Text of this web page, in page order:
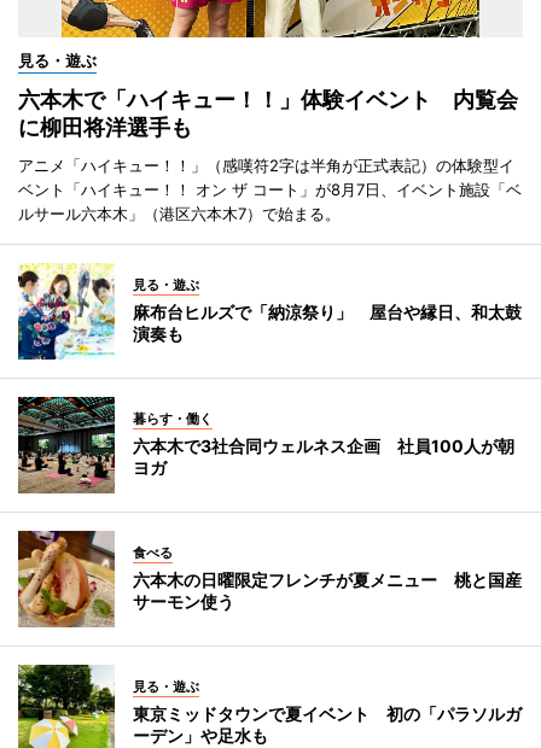
見る・遊ぶ
六本木で「ハイキュー！！」体験イベント 内覧会
に柳田将洋選手も
アニメ「ハイキュー！！」（感嘆符2字は半角が正式表記）の体験型イ
ベント「ハイキュー！！ オン ザ コート」が8月7日、イベント施設「ベ
ルサール六本木」（港区六本木7）で始まる。
見る・遊ぶ
麻布台ヒルズで「納涼祭り」 屋台や縁日、和太鼓
演奏も
暮らす・働く
六本木で3社合同ウェルネス企画 社員100人が朝
ヨガ
食べる
六本木の日曜限定フレンチが夏メニュー 桃と国産
サーモン使う
見る・遊ぶ
東京ミッドタウンで夏イベント 初の「パラソルガ
ーデン」や足水も